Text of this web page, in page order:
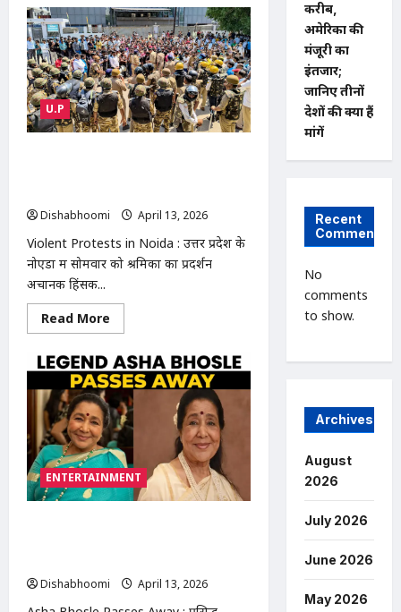
Noida
Violent
Protest
:
नोएडा
में
फिर
हिंसक
प्रदर्शन:
पुलिस
से
सरकार
बढ़ाई
सैलरी
U.P
Dishabhoomi
April 13, 2026
Violent Protests in Noida : उत्तर प्रदेश के
नोएडा में सोमवार को श्रमिकों का प्रदर्शन
अचानक हिंसक...
Read More
more
Violent
Protests
in
Noida
नोएडा
में
हिंसक
प्रदर्शन:
50
फैक्ट्रियों
में
तोड़फोड़,
10
भारी
जाम
ENTERTAINMENT
Dishabhoomi
April 13, 2026
करीब,
अमेरिका की
मंजूरी का
इंतजार;
जानिए तीनों
देशों की क्या हैं
मांगें
Recent
Comments
No
comments
to show.
Archives
August
2026
July 2026
June 2026
May 2026